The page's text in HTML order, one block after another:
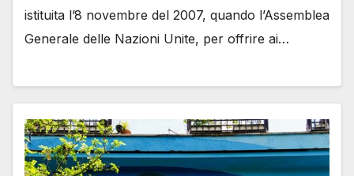
istituita l’8 novembre del 2007, quando l’Assemblea
Generale delle Nazioni Unite, per offrire ai…